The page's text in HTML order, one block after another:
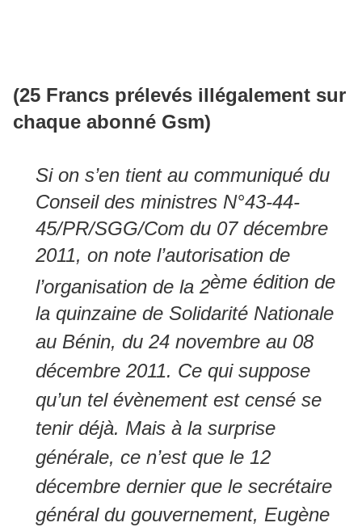
(25 Francs prélevés illégalement sur
chaque abonné Gsm)
Si on s’en tient au communiqué du
Conseil des ministres N°43-44-
45/PR/SGG/Com du 07 décembre
2011, on note l’autorisation de
l’organisation de la 2ème édition de
la quinzaine de Solidarité Nationale
au Bénin, du 24 novembre au 08
décembre 2011. Ce qui suppose
qu’un tel évènement est censé se
tenir déjà. Mais à la surprise
générale, ce n’est que le 12
décembre dernier que le secrétaire
général du gouvernement, Eugène